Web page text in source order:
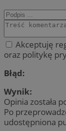
Akceptuję
oraz politykę
Błąd:
Wynik:
Opinia została
Po
udostępniona